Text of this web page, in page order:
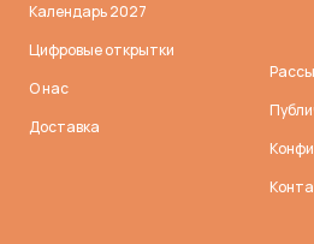
Календарь 2027
Цифровые открытки
О нас
Доставка